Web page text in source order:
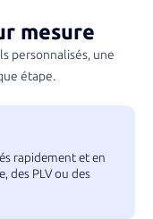
mesure
personnalisés, une
étape.
rapidement et en
des PLV ou des